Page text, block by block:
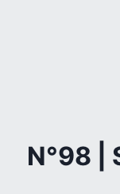
N°98 |